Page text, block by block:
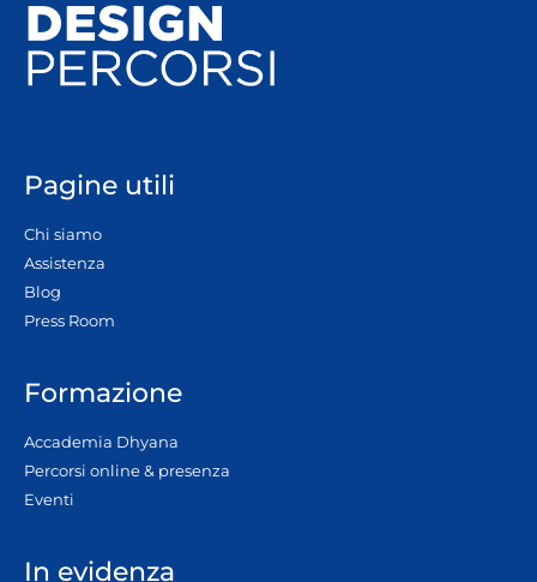
Pagine utili
Chi siamo
Assistenza
Blog
Press Room
Formazione
Accademia Dhyana
Percorsi online & presenza
Eventi
In evidenza